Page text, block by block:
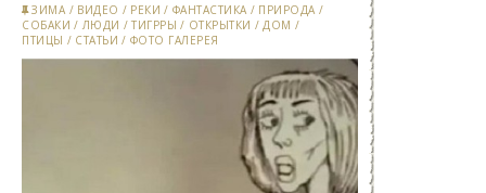
ЗИМА / ВИДЕО / РЕКИ / ФАНТАСТИКА / ПРИРОДА /
СОБАКИ / ЛЮДИ /ТИГРРЫ / ОТКРЫТКИ /ДОМ /
ПТИЦЫ / СТАТЬИ / ФОТО ГАЛЕРЕЯ